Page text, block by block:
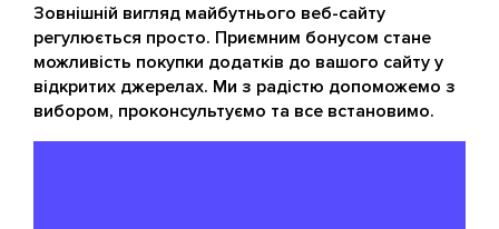
Зовнішній вигляд майбутнього веб-сайту
регулюється просто. Приємним бонусом стане
можливість покупки додатків до вашого сайту у
відкритих джерелах. Ми з радістю допоможемо з
вибором, проконсультуємо та все встановимо.